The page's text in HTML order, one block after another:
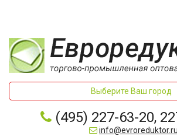
Выберите Ваш город
(495) 227-63-20,
info@evroreduktor.ru